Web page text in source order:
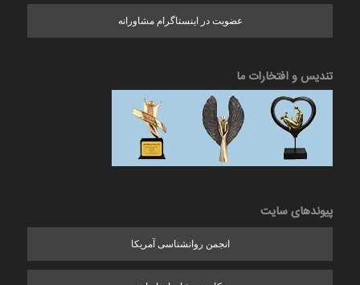
عضویت در اینستاگرام مشاورانه
تندیس و افتخارات ما
پیوندهای سایت
انجمن روانشناسی آمریکا